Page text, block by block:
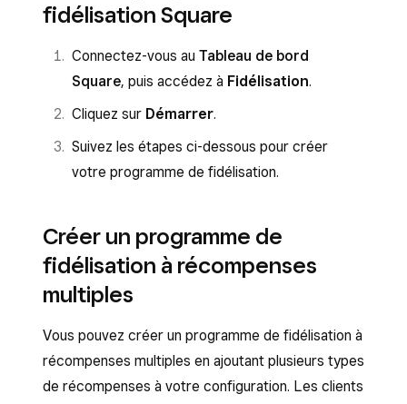
fidélisation Square
Connectez-vous au Tableau de bord
Square, puis accédez à Fidélisation.
Cliquez sur Démarrer.
Suivez les étapes ci-dessous pour créer
votre programme de fidélisation.
Créer un programme de
fidélisation à récompenses
multiples
Vous pouvez créer un programme de fidélisation à
récompenses multiples en ajoutant plusieurs types
de récompenses à votre configuration. Les clients